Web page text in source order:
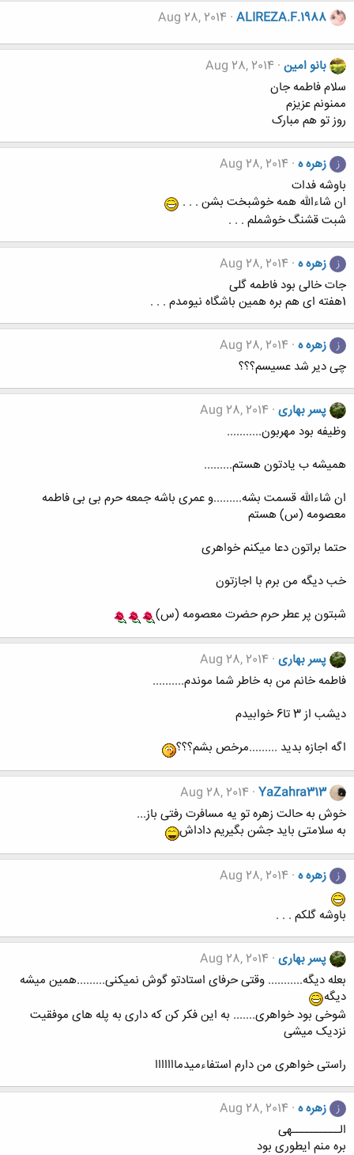
ALIREZA.F.1988
Aug 28, 2014
بانو امین Aug 28, 2014
سلام فاطمه جان
ممنونم عزیزم
روز تو هم مبارک
ز زهره ه Aug 28, 2014
باوشه فدات
ان شاءالله همه خوشبخت بشن . . .
شبت قشنگ خوشملم . . .
ز زهره ه Aug 28, 2014
جات خالی بود فاطمه گلی
1هفته ای هم بره همین باشگاه نیومدم . . .
ز زهره ه Aug 28, 2014
چی دیر شد عسیسم؟؟؟
پسر بهاری Aug 28, 2014
وظیفه بود مهربون...........
همیشه ب یادتون هستم.........
ان شاءالله قسمت بشه.........و عمری باشه جمعه حرم بی بی فاطمه
معصومه (س) هستم
حتما براتون دعا میکنم خواهری
خب دیگه من برم با اجازتون
شبتون پر عطر حرم حضرت معصومه (س)
پسر بهاری Aug 28, 2014
فاطمه خانم من به خاطر شما موندم..........
دیشب از 3 تا6 خوابیدم
اگه اجازه بدید .........مرخص بشم؟؟؟
YaZahra313
Aug 28, 2014
خوش به حالت زهره تو یه مسافرت رفتی باز...
به سلامتی باید جشن بگیریم داداش
ز زهره ه Aug 28, 2014
باوشه گلکم . . .
پسر بهاری Aug 28, 2014
بعله دیگه........... وقتی حرفای استادتو گوش نمیکنی.........همین میشه
دیگه
شوخی بود خواهری....... به این فکر کن که داری به پله های موفقیت
نزدیک میشی
راستی خواهری من دارم استفاءمیدمااااااا
ز زهره ه Aug 28, 2014
الــــــــــهی
بره منم ایطوری بود